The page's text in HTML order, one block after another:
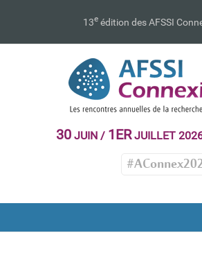
13e édition des AFSSI
30JUIN / 1ERJUILLET